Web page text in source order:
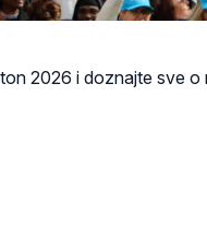
2026 i doznajte sve o